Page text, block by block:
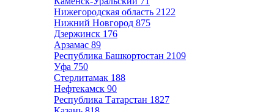
Нижегородская область 2122
Нижний Новгород 875
Дзержинск 176
Арзамас 89
Республика Башкортостан 2109
Уфа 750
Стерлитамак 188
Нефтекамск 90
Республика Татарстан 1827